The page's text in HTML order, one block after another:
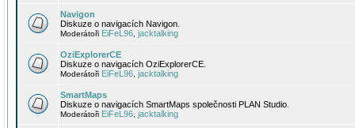
Navigon
Diskuze o navigacích Navigon.
Moderátoři EiFeL96 jacktalking
OziExplorerCE
Diskuze o navigacích OziExplorerCE.
Moderátoři EiFeL96 jacktalking
SmartMaps
Diskuze o navigacích SmartMaps společnosti PLAN Studio.
Moderátoři EiFeL96 jacktalking